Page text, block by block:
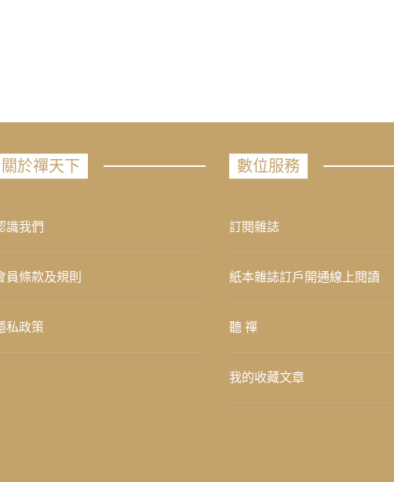
關於禪天下
識我們
員條款及規則
私政策
數位服務
訂閱雜誌
紙本雜誌訂戶開通線上閱讀
聽 禪
我的收藏文章